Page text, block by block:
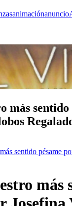
animaciónanuncio
más
sentido pésame
más